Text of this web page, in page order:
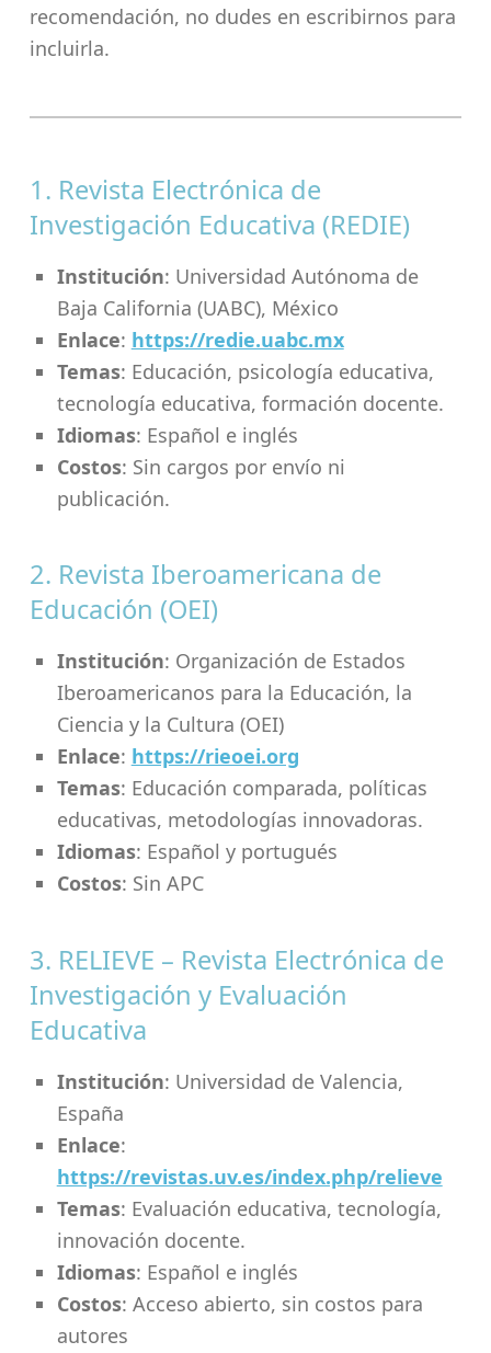
recomendación, no dudes en escribirnos para
incluirla.
1. Revista Electrónica de
Investigación Educativa (REDIE)
Institución: Universidad Autónoma de
Baja California (UABC), México
Enlace: https://redie.uabc.mx
Temas: Educación, psicología educativa,
tecnología educativa, formación docente.
Idiomas: Español e inglés
Costos: Sin cargos por envío ni
publicación.
2. Revista Iberoamericana de
Educación (OEI)
Institución: Organización de Estados
Iberoamericanos para la Educación, la
Ciencia y la Cultura (OEI)
Enlace: https://rieoei.org
Temas: Educación comparada, políticas
educativas, metodologías innovadoras.
Idiomas: Español y portugués
Costos: Sin APC
3. RELIEVE – Revista Electrónica de
Investigación y Evaluación
Educativa
Institución: Universidad de Valencia,
España
Enlace:
https://revistas.uv.es/index.php/relieve
Temas: Evaluación educativa, tecnología,
innovación docente.
Idiomas: Español e inglés
Costos: Acceso abierto, sin costos para
autores